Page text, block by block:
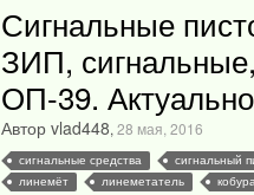
Сигнальные
ЗИП,
ОП-39.
Автор vlad448, 28 мая, 2016
сигнальные средства сигнальный
линемёт
линеметатель